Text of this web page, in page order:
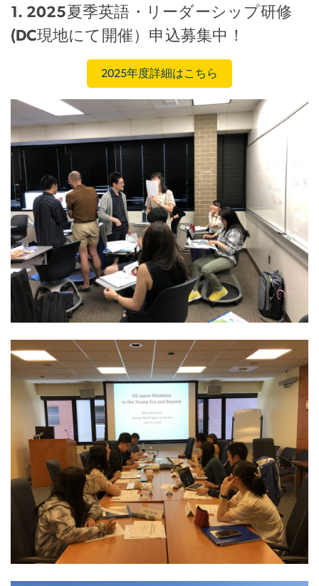
1. 2025夏季英語・リーダーシップ研修
(DC現地にて開催）申込募集中！
2025年度詳細はこちら